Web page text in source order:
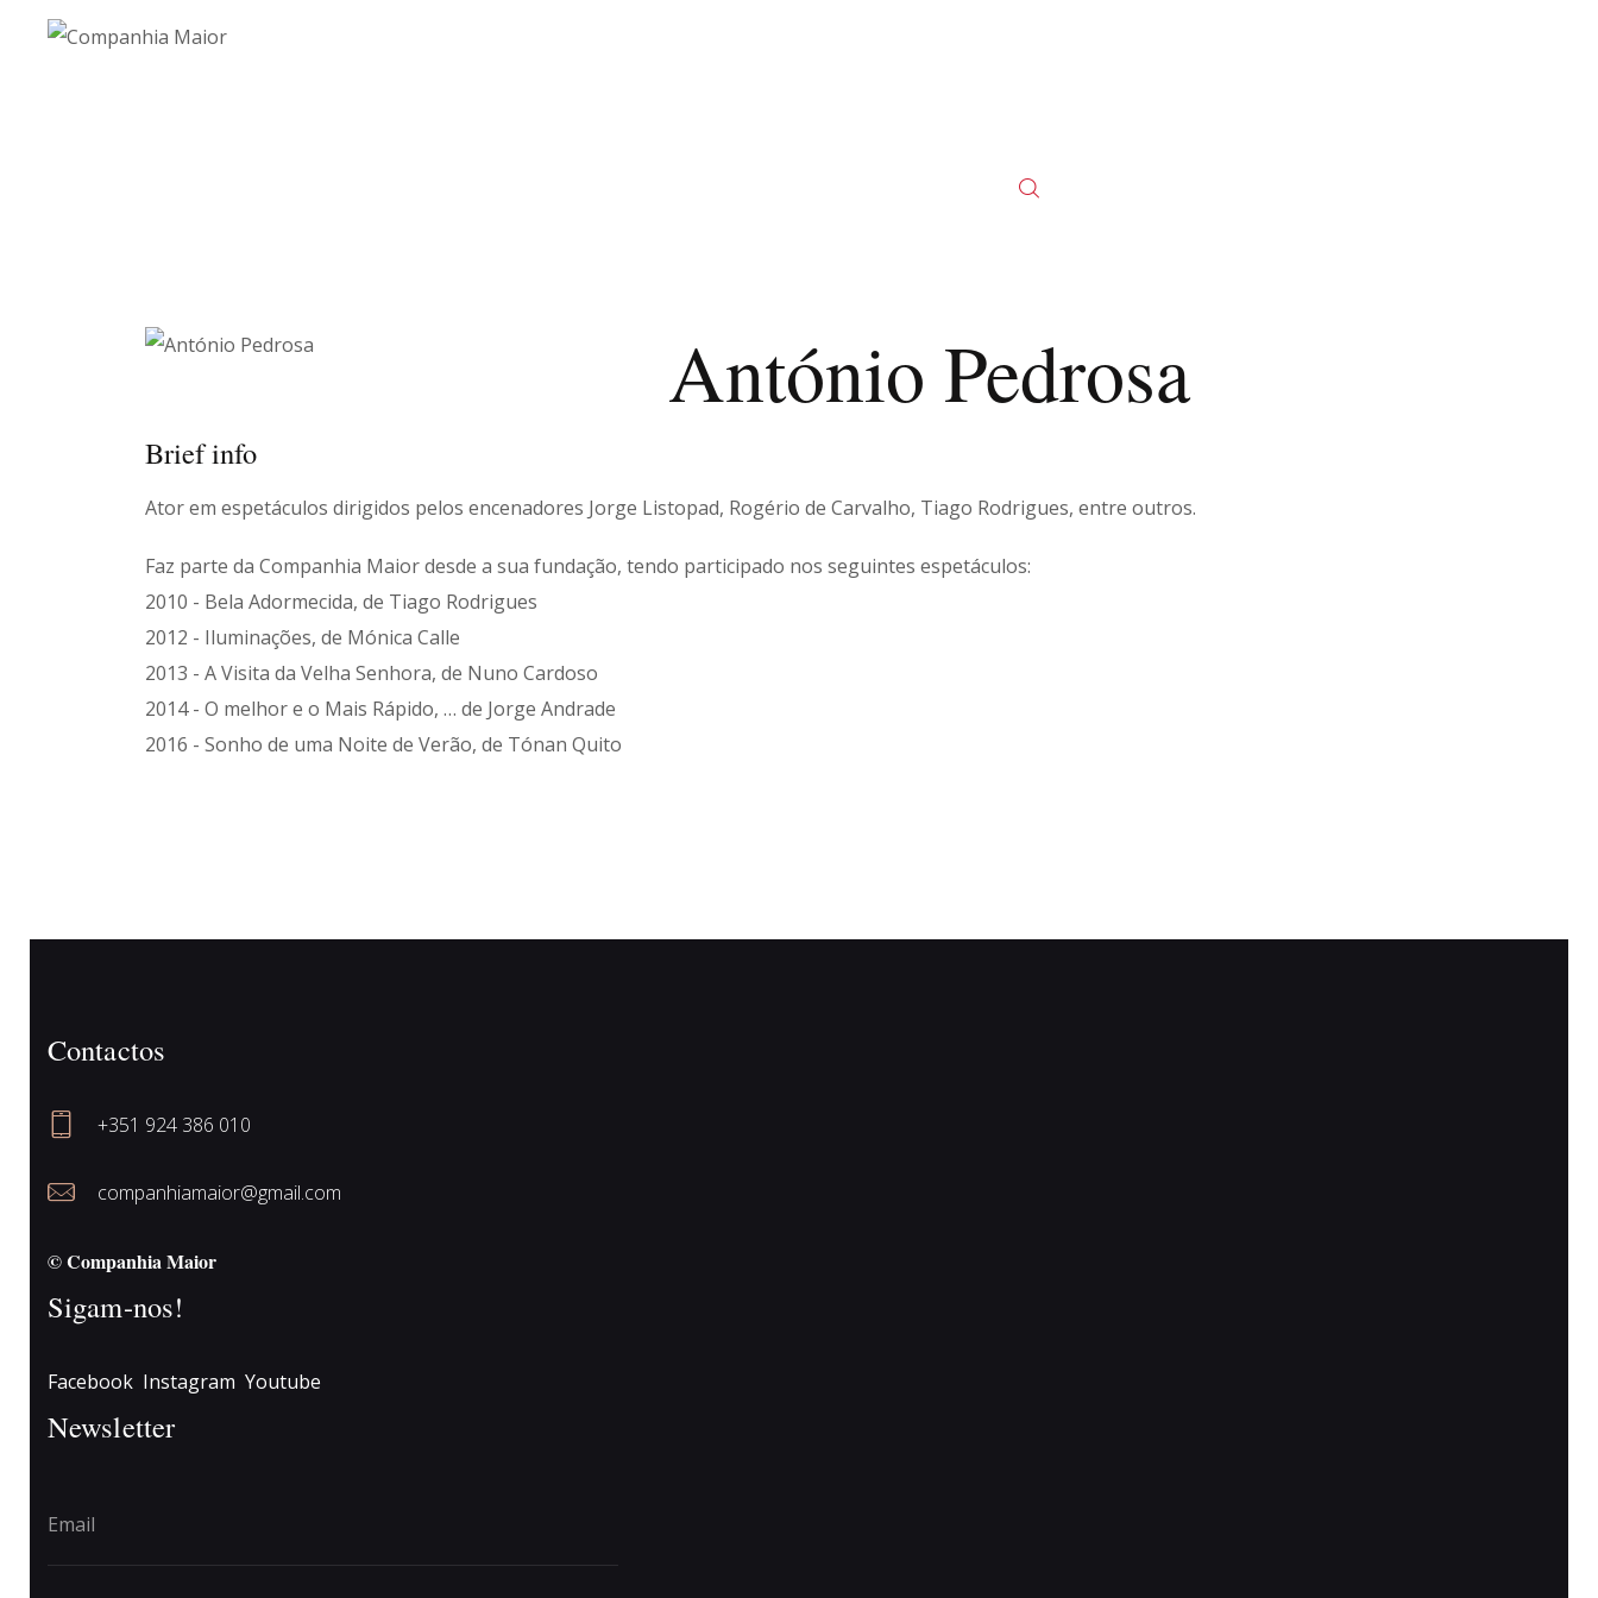
António Pedrosa
Brief info
Ator em espetáculos dirigidos pelos encenadores Jorge Listopad, Rogério de Carvalho, Tiago Rodrigues, entre outros.
Faz parte da Companhia Maior desde a sua fundação, tendo participado nos seguintes espetáculos:
2010 - Bela Adormecida, de Tiago Rodrigues
2012 - Iluminações, de Mónica Calle
2013 - A Visita da Velha Senhora, de Nuno Cardoso
2014 - O melhor e o Mais Rápido, … de Jorge Andrade
2016 - Sonho de uma Noite de Verão, de Tónan Quito
Contactos
+351 924 386 010
companhiamaior@gmail.com
© Companhia Maior
Sigam-nos!
Facebook Instagram Youtube
Newsletter